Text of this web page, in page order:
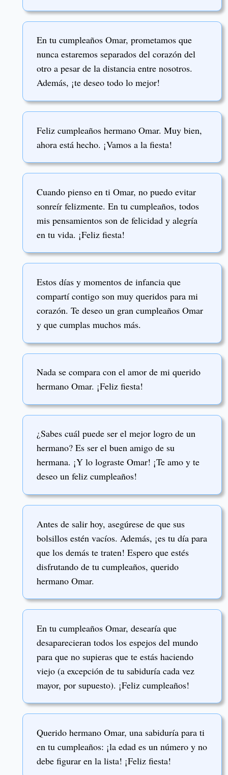
En tu cumpleaños Omar, prometamos que
nunca estaremos separados del corazón del
otro a pesar de la distancia entre nosotros.
Además, ¡te deseo todo lo mejor!
Feliz cumpleaños hermano Omar. Muy bien,
ahora está hecho. ¡Vamos a la fiesta!
Cuando pienso en ti Omar, no puedo evitar
sonreír felizmente. En tu cumpleaños, todos
mis pensamientos son de felicidad y alegría
en tu vida. ¡Feliz fiesta!
Estos días y momentos de infancia que
compartí contigo son muy queridos para mi
corazón. Te deseo un gran cumpleaños Omar
y que cumplas muchos más.
Nada se compara con el amor de mi querido
hermano Omar. ¡Feliz fiesta!
¿Sabes cuál puede ser el mejor logro de un
hermano? Es ser el buen amigo de su
hermana. ¡Y lo lograste Omar! ¡Te amo y te
deseo un feliz cumpleaños!
Antes de salir hoy, asegúrese de que sus
bolsillos estén vacíos. Además, ¡es tu día para
que los demás te traten! Espero que estés
disfrutando de tu cumpleaños, querido
hermano Omar.
En tu cumpleaños Omar, desearía que
desaparecieran todos los espejos del mundo
para que no supieras que te estás haciendo
viejo (a excepción de tu sabiduría cada vez
mayor, por supuesto). ¡Feliz cumpleaños!
Querido hermano Omar, una sabiduría para ti
en tu cumpleaños: ¡la edad es un número y no
debe figurar en la lista! ¡Feliz fiesta!